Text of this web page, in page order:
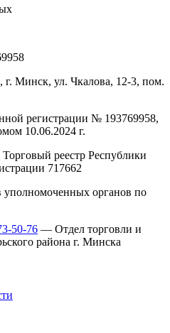
г. Минск, ул. Чкалова, 12-3, пом.
регистрации № 193769958,
10.06.2024 г.
реестр Республики
717662
уполномоченных органов по
50-76 — Отдел торговли и
района г. Минска